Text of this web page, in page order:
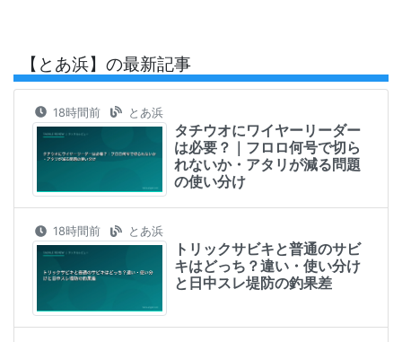
【とあ浜】の最新記事
18時間前 とあ浜
タチウオにワイヤーリーダー
は必要？｜フロロ何号で切ら
れないか・アタリが減る問題
の使い分け
18時間前 とあ浜
トリックサビキと普通のサビ
キはどっち？違い・使い分け
と日中スレ堤防の釣果差